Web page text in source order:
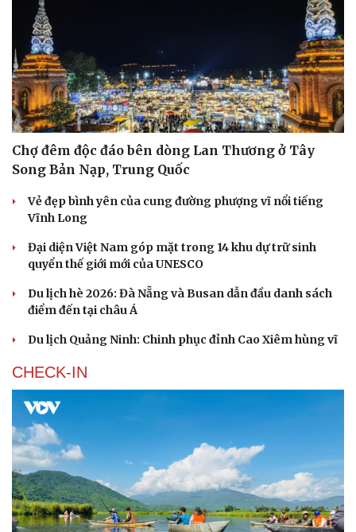
Chợ đêm độc đáo bên dòng Lan Thương ở Tây
Song Bản Nạp, Trung Quốc
Vẻ đẹp bình yên của cung đường phượng vĩ nổi tiếng
Vĩnh Long
Đại diện Việt Nam góp mặt trong 14 khu dự trữ sinh
quyển thế giới mới của UNESCO
Du lịch hè 2026: Đà Nẵng và Busan dẫn đầu danh sách
điểm đến tại châu Á
Du lịch Quảng Ninh: Chinh phục đỉnh Cao Xiêm hùng vĩ
CHECK-IN